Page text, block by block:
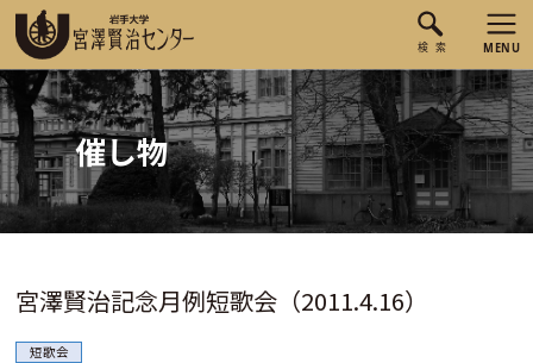
催し物
宮澤賢治記念月例短歌会（2011.4.16）
短歌会